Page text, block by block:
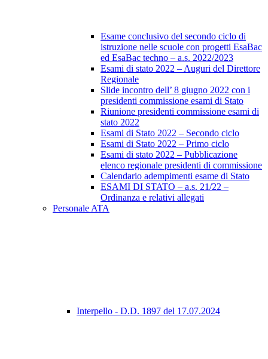
Esame conclusivo del secondo ciclo di
istruzione nelle scuole con progetti EsaBac
ed EsaBac techno – a.s. 2022/2023
Esami di stato 2022 – Auguri del Direttore
Regionale
Slide incontro dell’ 8 giugno 2022 con i
presidenti commissione esami di Stato
Riunione presidenti commissione esami di
stato 2022
Esami di Stato 2022 – Secondo ciclo
Esami di Stato 2022 – Primo ciclo
Esami di stato 2022 – Pubblicazione
elenco regionale presidenti di commissione
Calendario adempimenti esame di Stato
ESAMI DI STATO – a.s. 21/22 –
Ordinanza e relativi allegati
Personale ATA
Interpello - D.D. 1897 del 17.07.2024